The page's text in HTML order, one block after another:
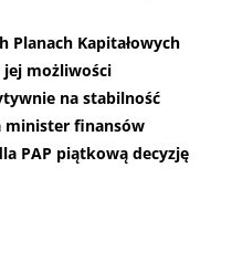
Planach Kapitałowych
możliwości
na stabilność
minister finansów
PAP piątkową decyzję